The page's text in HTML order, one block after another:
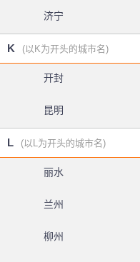
济宁
K (以K为开头的城市名)
开封
昆明
L (以L为开头的城市名)
丽水
兰州
柳州